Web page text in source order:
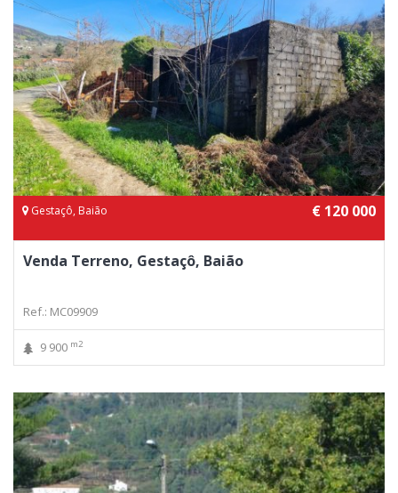
Gestaçô, Baião € 120 000
Venda Terreno, Gestaçô, Baião
Ref.: MC09909
9 900 m2